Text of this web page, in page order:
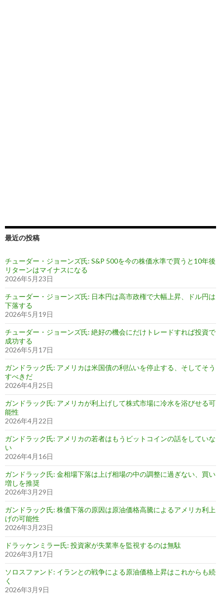
最近の投稿
チューダー・ジョーンズ氏: S&P 500を今の株価水準で買うと10年後
リターンはマイナスになる
2026年5月23日
チューダー・ジョーンズ氏: 日本円は高市政権で大幅上昇、ドル円は
下落する
2026年5月19日
チューダー・ジョーンズ氏: 絶好の機会にだけトレードすれば投資で
成功する
2026年5月17日
ガンドラック氏: アメリカは米国債の利払いを停止する、そしてそう
すべきだ
2026年4月25日
ガンドラック氏: アメリカが利上げして株式市場に冷水を浴びせる可
能性
2026年4月22日
ガンドラック氏: アメリカの若者はもうビットコインの話をしていな
い
2026年4月16日
ガンドラック氏: 金相場下落は上げ相場の中の調整に過ぎない、買い
増しを推奨
2026年3月29日
ガンドラック氏: 株価下落の原因は原油価格高騰によるアメリカ利上
げの可能性
2026年3月23日
ドラッケンミラー氏: 投資家が失業率を監視するのは無駄
2026年3月17日
ソロスファンド: イランとの戦争による原油価格上昇はこれからも続
く
2026年3月9日